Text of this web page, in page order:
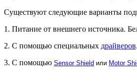
Существуют следующие варианты
1. Питание от внешнего источника.
2. С помощью специальных драйверов.
3. С помощью Sensor Shield или Motor